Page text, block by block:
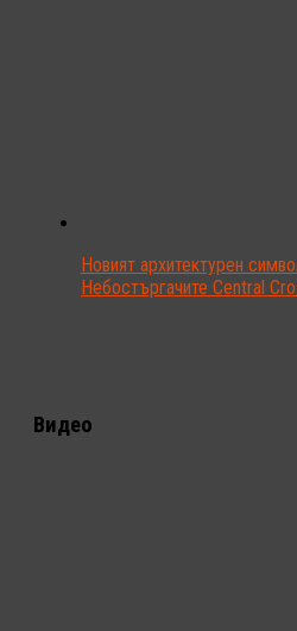
Новият архитектурен
Небостъргачите Central
Видео